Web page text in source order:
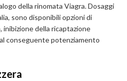
della rinomata Viagra. Dosaggi
sono disponibili opzioni di
inibizione della ricaptazione
conseguente potenziamento